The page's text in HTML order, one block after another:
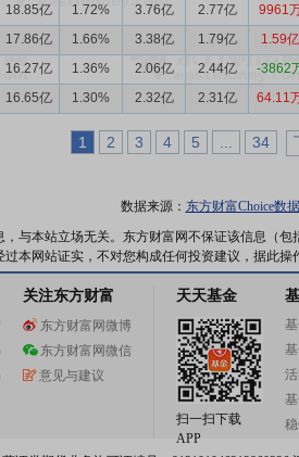
18.85亿 1.72% 3.76亿 2.77亿 9961
17.86亿 1.66% 3.38亿 1.79亿 1.59亿
16.27亿 1.36% 2.06亿 2.44亿 -3862
16.65亿 1.30% 2.32亿 2.31亿 64.11
1 2 3 4 5 34
数据来源： 东方财富Choice数据
与本站立场无关。东方财富网不保证该信息（
本网站证实，不对您构成任何投资建议，据此操
关注东方财富
东方财富网微博
东方财富网微信
意见与建议
天天基金
扫一扫下载
APP